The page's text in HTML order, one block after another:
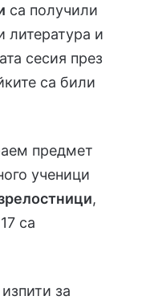
са получили
литература и
сесия през
са били
предмет
ученици
,
са
за